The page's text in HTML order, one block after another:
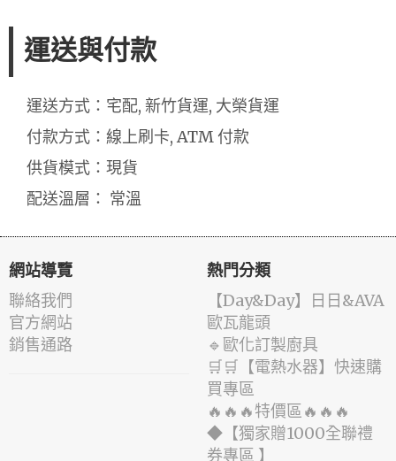
運送與付款
運送方式：宅配, 新竹貨運, 大榮貨運
付款方式：線上刷卡, ATM 付款
供貨模式：現貨
配送溫層： 常溫
網站導覽
聯絡我們
官方網站
銷售通路
熱門分類
️【Day&Day】️日日&AVA
歐瓦龍頭
🔹歐化訂製廚具
🛒🛒【電熱水器】快速購
買專區
🔥🔥🔥特價區🔥🔥🔥
◆【獨家贈1000全聯禮
券專區 】